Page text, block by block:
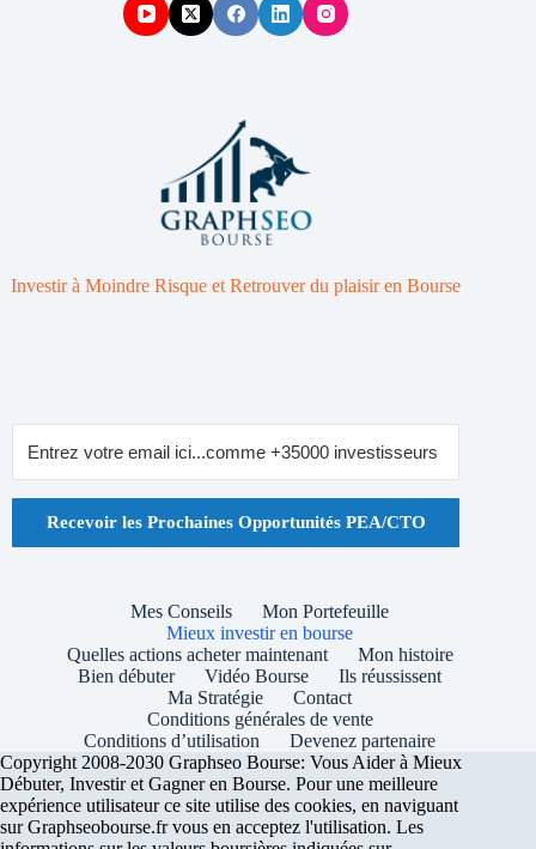
Investir à Moindre Risque et Retrouver du plaisir en Bourse
Recevoir les Prochaines Opportunités PEA/CTO
Mes Conseils
Mon Portefeuille
Mieux investir en bourse
Quelles actions acheter maintenant
Mon histoire
Bien débuter
Vidéo Bourse
Ils réussissent
Ma Stratégie
Contact
Conditions générales de vente
Conditions d’utilisation
Devenez partenaire
Copyright 2008-2030 Graphseo Bourse: Vous Aider à Mieux
Débuter, Investir et Gagner en Bourse. Pour une meilleure
expérience utilisateur ce site utilise des cookies, en naviguant
sur Graphseobourse.fr vous en acceptez l'utilisation. Les